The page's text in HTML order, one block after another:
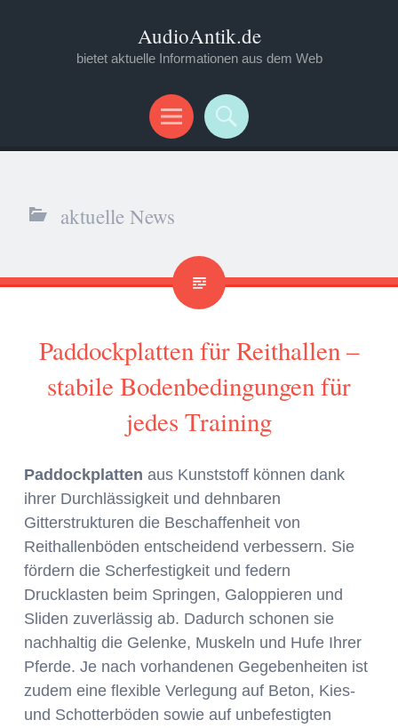
AudioAntik.de
bietet aktuelle Informationen aus dem Web
Menü
Suchen
aktuelle News
Paddockplatten für Reithallen –
stabile Bodenbedingungen für
jedes Training
Paddockplatten aus Kunststoff können dank
ihrer Durchlässigkeit und dehnbaren
Gitterstrukturen die Beschaffenheit von
Reithallenböden entscheidend verbessern. Sie
fördern die Scherfestigkeit und federn
Drucklasten beim Springen, Galoppieren und
Sliden zuverlässig ab. Dadurch schonen sie
nachhaltig die Gelenke, Muskeln und Hufe Ihrer
Pferde. Je nach vorhandenen Gegebenheiten ist
zudem eine flexible Verlegung auf Beton, Kies-
und Schotterböden sowie auf unbefestigten